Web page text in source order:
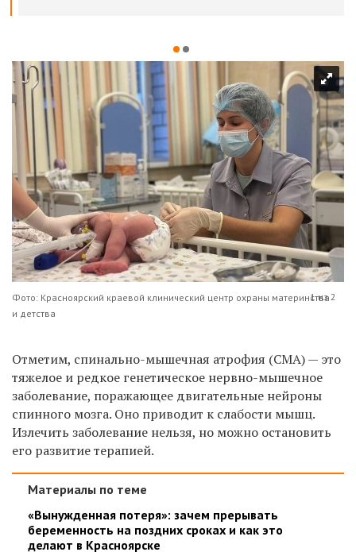
Фото: Красноярский краевой клинический центр охраны материнства
и детства
1 из 2
Отметим, спинально-мышечная атрофия (СМА) — это
тяжелое и редкое генетическое нервно-мышечное
заболевание, поражающее двигательные нейроны
спинного мозга. Оно приводит к слабости мышц.
Излечить заболевание нельзя, но можно остановить
его развитие терапией.
Материалы по теме
«Вынужденная потеря»: зачем прерывать
беременность на поздних сроках и как это
делают в Красноярске